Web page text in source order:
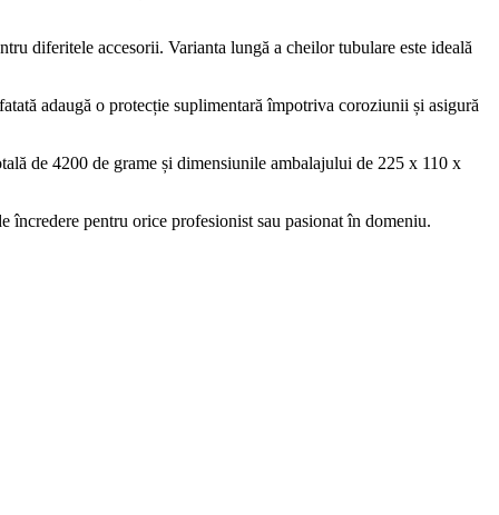
diferitele accesorii. Varianta lungă a cheilor tubulare este ideală
adaugă o protecție suplimentară împotriva coroziunii și asigură
de 4200 de grame și dimensiunile ambalajului de 225 x 110 x
încredere pentru orice profesionist sau pasionat în domeniu.